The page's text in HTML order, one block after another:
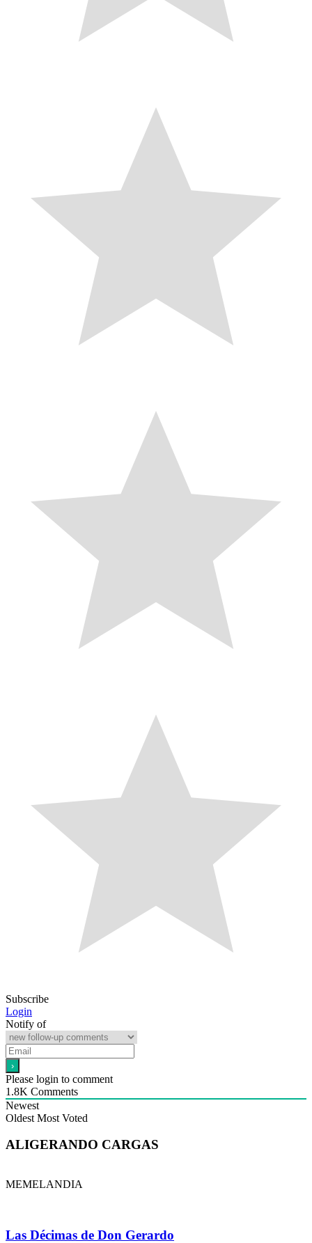
Subscribe
Login
Notify of
Please login to comment
1.8K Comments
Newest
Oldest Most Voted
ALIGERANDO CARGAS
MEMELANDIA
Las Décimas de Don Gerardo